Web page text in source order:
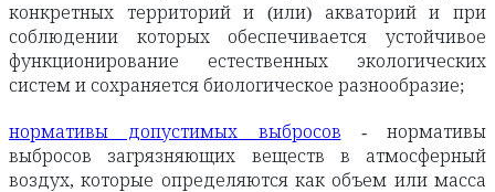
конкретных территорий и (или) акваторий и при
соблюдении которых обеспечивается устойчивое
функционирование естественных экологических
систем и сохраняется биологическое разнообразие;
нормативы допустимых выбросов - нормативы
выбросов загрязняющих веществ в атмосферный
воздух, которые определяются как объем или масса